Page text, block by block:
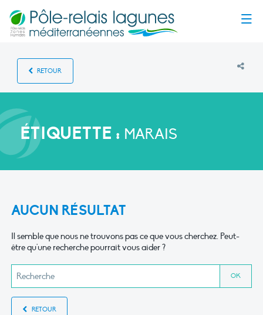
RETOUR
ÉTIQUETTE : MARAIS
AUCUN RÉSULTAT
Il semble que nous ne trouvons pas ce que vous cherchez. Peut-
être qu'une recherche pourrait vous aider ?
RETOUR